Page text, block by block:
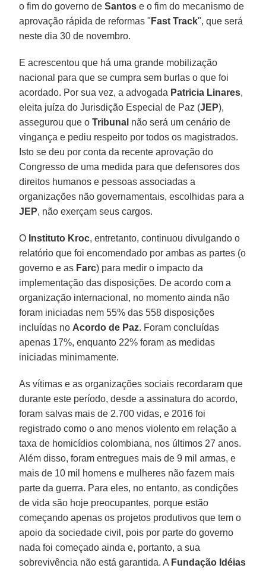
o fim do governo deSantos e o fim do mecanismo de
aprovação rápida de reformas " Fast Track", que será
neste dia 30 de novembro.
E acrescentou que há uma grande mobilização
nacional para que se cumpra sem burlas o que foi
acordado. Por sua vez, a advogada Patricia Linares,
eleita juíza do Jurisdição Especial de Paz (JEP),
assegurou que oTribunal não será um cenário de
vingança e pediu respeito por todos os magistrados.
Isto se deu por conta da recente aprovação do
Congresso de uma medida para que defensores dos
direitos humanos e pessoas associadas a
organizações não governamentais, escolhidas para a
JEP, não exerçam seus cargos.
O Instituto Kroc, entretanto, continuou divulgando o
relatório que foi encomendado por ambas as partes (o
governo e as Farc) para medir o impacto da
implementação das disposições. De acordo com a
organização internacional, no momento ainda não
foram iniciadas nem 55% das 558 disposições
incluídas no Acordo de Paz. Foram concluídas
apenas 17%, enquanto 22% foram as medidas
iniciadas minimamente.
As vítimas e as organizações sociais recordaram que
durante este período, desde a assinatura do acordo,
foram salvas mais de 2.700 vidas, e 2016 foi
registrado como o ano menos violento em relação a
taxa de homicídios colombiana, nos últimos 27 anos.
Além disso, foram entregues mais de 9 mil armas, e
mais de 10 mil homens e mulheres não fazem mais
parte da guerra. Para eles, no entanto, as condições
de vida são hoje preocupantes, porque estão
começando apenas os projetos produtivos que tem o
apoio da sociedade civil, pois por parte do governo
nada foi começado ainda e, portanto, a sua
sobrevivência não está garantida. A Fundação Idéias